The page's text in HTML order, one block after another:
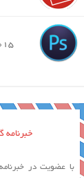
خبرنامه
با عضویت در